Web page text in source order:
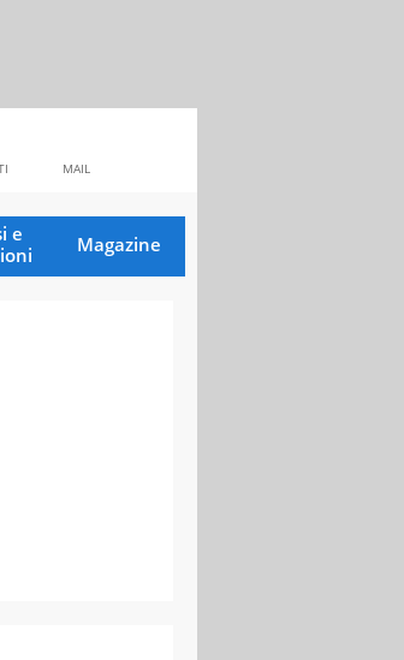
MAIL
e
Magazine